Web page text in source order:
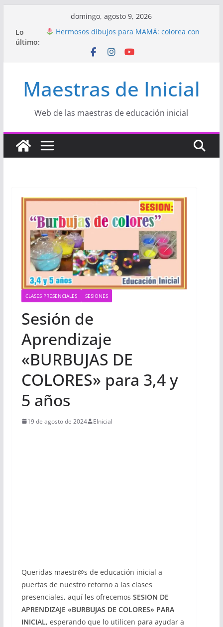
contenido
domingo, agosto 9, 2026
Lo
último:
Hermosos dibujos para MAMÁ: colorea con
Manualidades HERMOSAS para mamá
Semana de la Educación Inicial 2026”
Proyecto
“Celebramos con Alegría la Semana
Proyecto de Aprendizaje
Un regalo para
Maestras de Inicial
Web de las maestras de educación inicial
CLASES PRESENCIALES SESIONES
Sesión de
Aprendizaje
«BURBUJAS DE
COLORES» para 3,4 y
5 años
19 de agosto de 2024 EInicial
Queridas maestr@s de educación inicial a
puertas de nuestro retorno a las clases
presenciales, aquí les ofrecemos SESION DE
APRENDIZAJE «BURBUJAS DE COLORES» PARA
INICIAL, esperando que lo utilicen para ayudar a